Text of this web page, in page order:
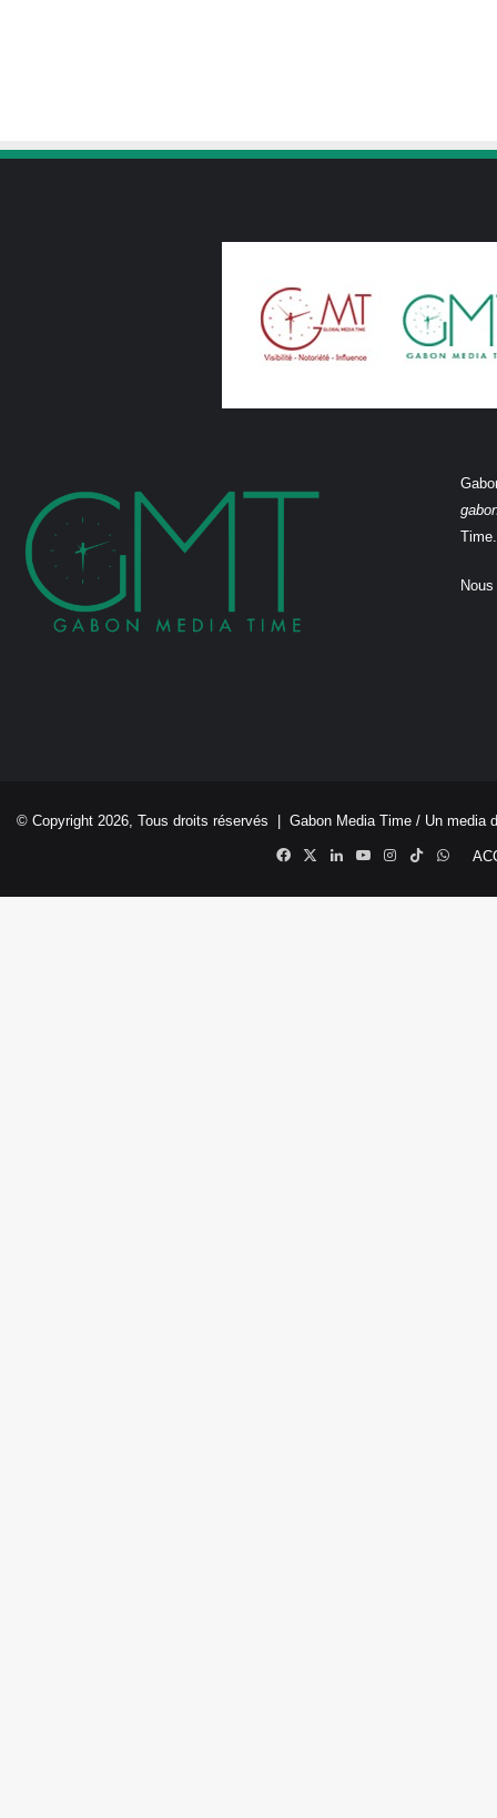
Time.
© Copyright 2026, Tous droits réservés | Gabon Media Time / Un media
Facebook
X LinkedinYouTubeInstagram
TikTok